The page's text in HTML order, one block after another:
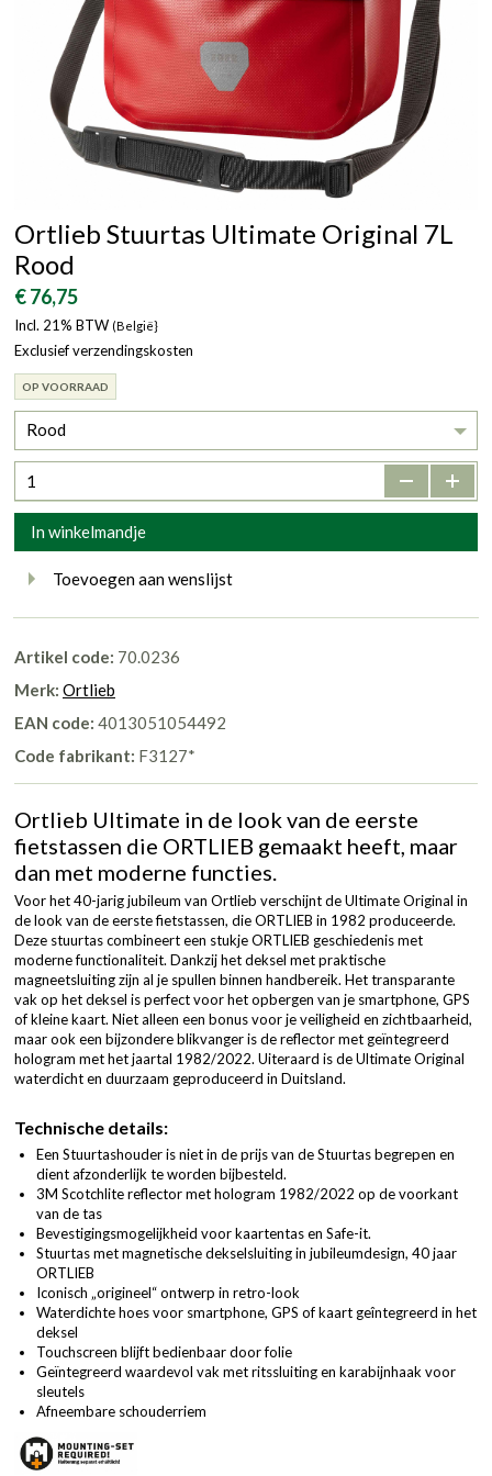
Ortlieb Stuurtas Ultimate Original 7L
Rood
€ 76,75
Incl. 21% BTW (België}
Exclusief verzendingskosten
OP VOORRAAD
Rood
- +
In winkelmandje
Toevoegen aan wenslijst
Artikel code: 70.0236
Merk: Ortlieb
EAN code: 4013051054492
Code fabrikant: F3127*
Ortlieb Ultimate in de look van de eerste
fietstassen die ORTLIEB gemaakt heeft, maar
dan met moderne functies.
Voor het 40-jarig jubileum van Ortlieb verschijnt de Ultimate Original in
de look van de eerste fietstassen, die ORTLIEB in 1982 produceerde.
Deze stuurtas combineert een stukje ORTLIEB geschiedenis met
moderne functionaliteit. Dankzij het deksel met praktische
magneetsluiting zijn al je spullen binnen handbereik. Het transparante
vak op het deksel is perfect voor het opbergen van je smartphone, GPS
of kleine kaart. Niet alleen een bonus voor je veiligheid en zichtbaarheid,
maar ook een bijzondere blikvanger is de reflector met geïntegreerd
hologram met het jaartal 1982/2022. Uiteraard is de Ultimate Original
waterdicht en duurzaam geproduceerd in Duitsland.
Technische details:
Een Stuurtashouder is niet in de prijs van de Stuurtas begrepen en
dient afzonderlijk te worden bijbesteld.
3M Scotchlite reflector met hologram 1982/2022 op de voorkant
van de tas
Bevestigingsmogelijkheid voor kaartentas en Safe-it.
Stuurtas met magnetische dekselsluiting in jubileumdesign, 40 jaar
ORTLIEB
Iconisch „origineel“ ontwerp in retro-look
Waterdichte hoes voor smartphone, GPS of kaart geîntegreerd in het
deksel
Touchscreen blijft bedienbaar door folie
Geïntegreerd waardevol vak met ritssluiting en karabijnhaak voor
sleutels
Afneembare schouderriem